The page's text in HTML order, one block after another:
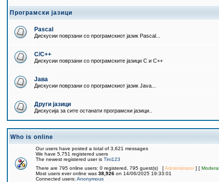
Програмски јазици
Pascal
Дискусии поврзани со програмскиот јазик Pascal...
C/C++
Дискусии поврзани со програмските јазици C и C++
Јава
Дискусии поврзани со програмскиот јазик Java...
Други јазици
Дискусија за сите останати програмски јазици..
Who is online
Our users have posted a total of 3,621 messages
We have 5,751 registered users
The newest registered user is Tini123
There are 795 online users: 0 registered, 795 guest(s) [Administrator] [
Most users ever online was 38,926 on 14/06/2025 19:33:01
Connected users: Anonymous